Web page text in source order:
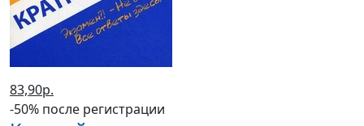
83,90р.
-50% после регистрации